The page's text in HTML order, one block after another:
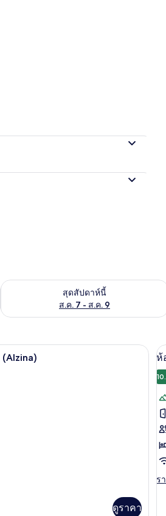
- ส.ค. 8
สุดสัปดาห์นี้
ส.ค. 7 - ส.ค. 9
ตรวจสอบจำนวนห้องพักว่างในสุดสัปด
ฟรี ห้องคอมฟอร์ทดับเบิล (Alzina) | ผ้าม่าน
ดูราคา
เ
ภ
ทั้
ข
ห้
ร
ร